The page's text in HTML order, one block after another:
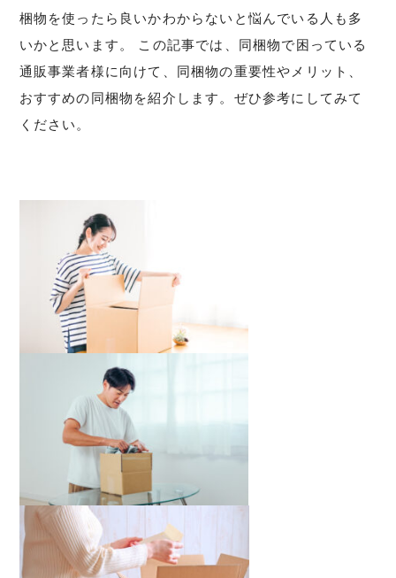
梱物を使ったら良いかわからないと悩んでいる人も多
いかと思います。 この記事では、同梱物で困っている
通販事業者様に向けて、同梱物の重要性やメリット、
おすすめの同梱物を紹介します。ぜひ参考にしてみて
ください。